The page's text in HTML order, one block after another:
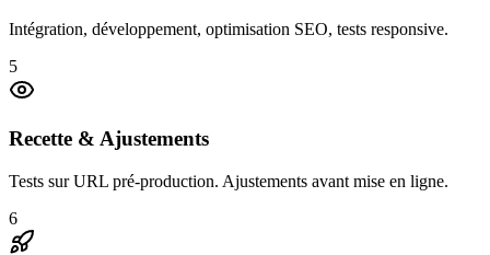
Intégration, développement, optimisation SEO, tests responsive.
5
Recette & Ajustements
Tests sur URL pré-production. Ajustements avant mise en ligne.
6